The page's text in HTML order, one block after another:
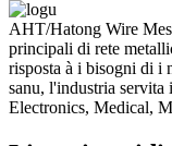
AHT/Hatong Wire
principali di rete
risposta à i bisogni di i
sanu, l'industria
Electronics, Medical,